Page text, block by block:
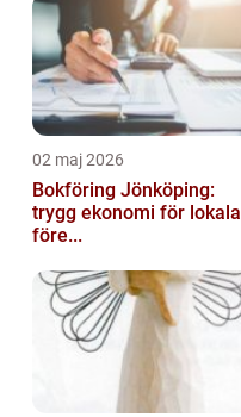
02 maj 2026
Bokföring Jönköping:
trygg ekonomi för lokala
före...